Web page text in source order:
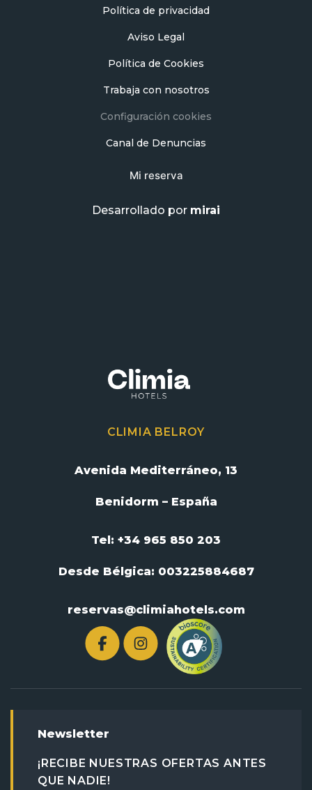
Política de privacidad
Aviso Legal
Política de Cookies
Trabaja con nosotros
Configuración cookies
Canal de Denuncias
Mi reserva
Desarrollado por mirai
CLIMIA BELROY
Avenida Mediterráneo, 13
Benidorm – España
Tel: +34 965 850 203
Desde Bélgica: 003225884687
reservas@climiahotels.com
Newsletter
¡RECIBE NUESTRAS OFERTAS ANTES
QUE NADIE!